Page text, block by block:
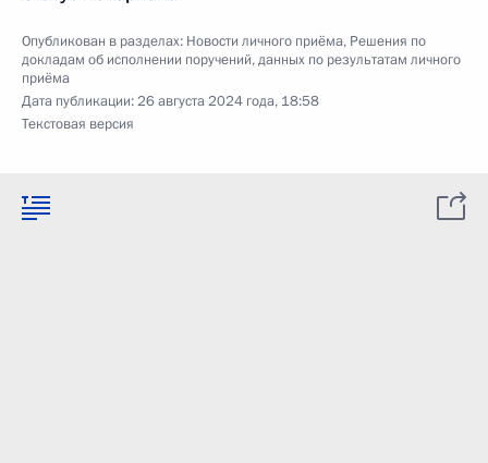
Опубликован в разделах: Новости личного приёма, Решения по
докладам об исполнении поручений, данных по результатам личного
приёма
Дата публикации:26 августа 2024 года, 18:58
Текстовая версия